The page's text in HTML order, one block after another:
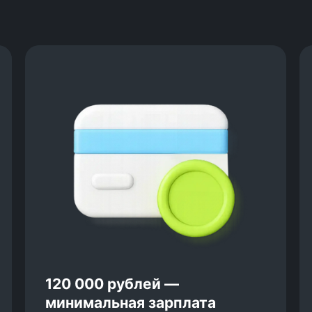
от 100 000 рублей после
разработке,
от 120 000 рублей — после
курсов по Java- или Go-
разработке.
Многие выпускники получают
офферы с более высокой
зарплатой, например, средняя
зарплата после курса по Java —
120 000 рублей —
минимальная зарплата